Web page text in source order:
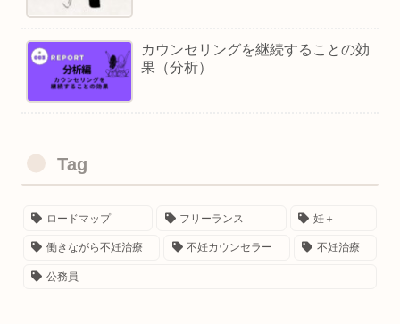
カウンセリングを継続することの効
果（分析）
Tag
ロードマップ フリーランス 妊＋
働きながら不妊治療 不妊カウンセラー 不妊治療
公務員